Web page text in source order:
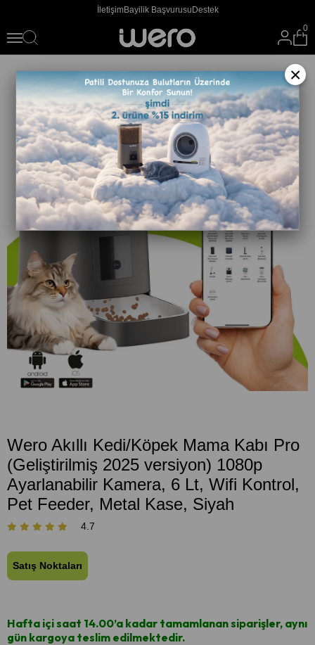
İletişimBayilik Başvurusu Destek
0
Wero Akıllı Kedi/Köpek Mama Kabı Pro
(Geliştirilmiş 2025 versiyon) 1080p
Ayarlanabilir Kamera, 6 Lt, Wifi Kontrol,
Pet Feeder, Metal Kase, Siyah
4.7
Satış Noktaları
Hafta içi saat 14.00’a kadar tamamlanan siparişler, aynı
gün kargoya teslim edilmektedir.
×